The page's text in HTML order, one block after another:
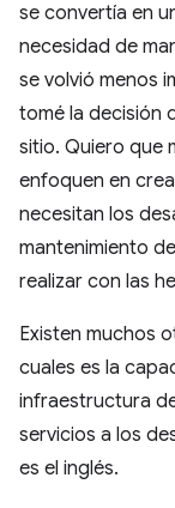
se convertía en
necesidad de
se volvió menos
tomé la decisión
sitio. Quiero que
enfoquen en
necesitan los
mantenimiento
realizar con las
Existen muchos
cuales es la
infraestructura
servicios a los
es el inglés.